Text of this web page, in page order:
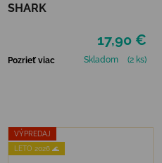
SHARK
17,90 €
Pozrieť viac Skladom (2 ks)
VÝPREDAJ
LETO 2026 🌊